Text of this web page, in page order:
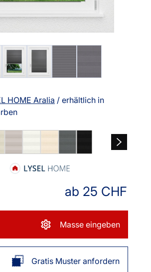
HOME Aralia / erhältlich in
ab 25 CHF
Masse eingeben
Gratis Muster anfordern